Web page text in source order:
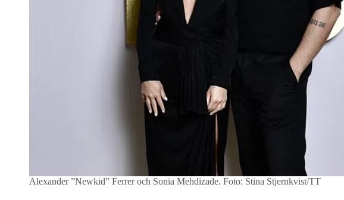
Alexander ”Newkid” Ferrer och Sonia Mehdizade. Foto: Stina Stjernkvist/TT